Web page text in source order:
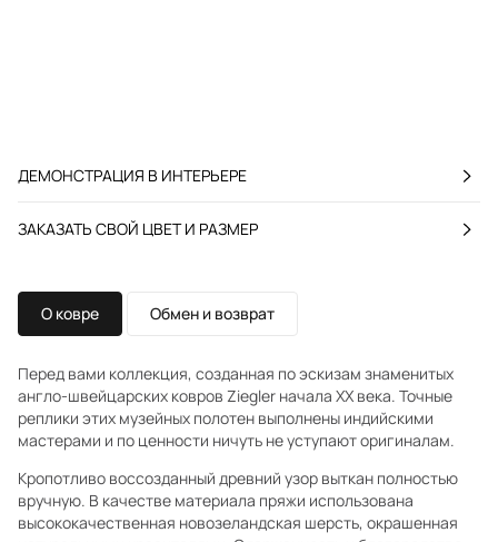
ДЕМОНСТРАЦИЯ В ИНТЕРЬЕРЕ
ЗАКАЗАТЬ СВОЙ ЦВЕТ И РАЗМЕР
О ковре Обмен и возврат
Перед вами коллекция, созданная по эскизам знаменитых
англо-швейцарских ковров Ziegler начала XX века. Точные
реплики этих музейных полотен выполнены индийскими
мастерами и по ценности ничуть не уступают оригиналам.
Кропотливо воссозданный древний узор выткан полностью
вручную. В качестве материала пряжи использована
высококачественная новозеландская шерсть, окрашенная